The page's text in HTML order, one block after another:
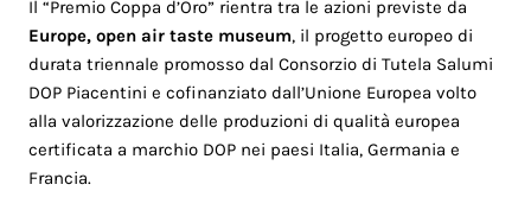
Il “Premio Coppa d’Oro” rientra tra le azioni previste da
Europe, open air taste museum, il progetto europeo di
durata triennale promosso dal Consorzio di Tutela Salumi
DOP Piacentini e cofinanziato dall’Unione Europea volto
alla valorizzazione delle produzioni di qualità europea
certificata a marchio DOP nei paesi Italia, Germania e
Francia.